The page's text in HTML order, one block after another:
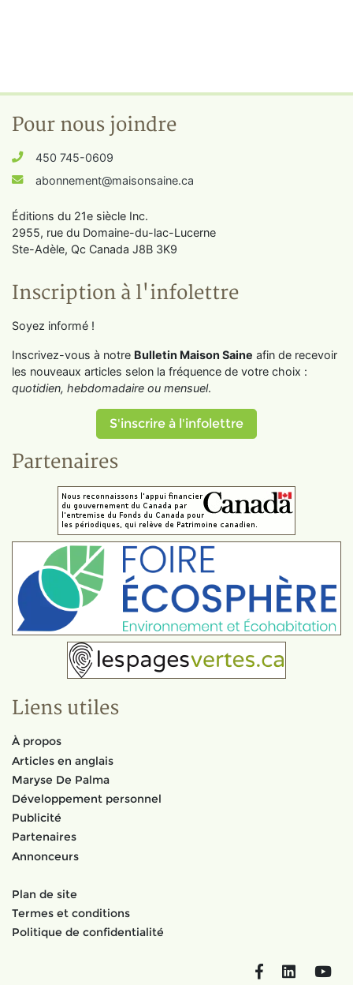
Pour nous joindre
450 745-0609
abonnement@maisonsaine.ca
Éditions du 21e siècle Inc.
2955, rue du Domaine-du-lac-Lucerne
Ste-Adèle, Qc Canada J8B 3K9
Inscription à l'infolettre
Soyez informé !
Inscrivez-vous à notre Bulletin Maison Saine afin de recevoir
les nouveaux articles selon la fréquence de votre choix :
quotidien, hebdomadaire ou mensuel.
S'inscrire à l'infolettre
Partenaires
Liens utiles
À propos
Articles en anglais
Maryse De Palma
Développement personnel
Publicité
Partenaires
Annonceurs
Plan de site
Termes et conditions
Politique de confidentialité
FacebookLinkedIn